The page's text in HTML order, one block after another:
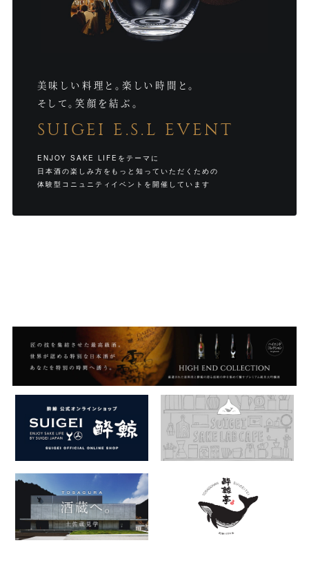
美味しい料理と。楽しい時間と。
そして。笑顔を結ぶ。
SUIGEI E.S.L EVENT
ENJOY SAKE LIFEをテーマに
日本酒の楽しみ方をもっと知っていただくための
体験型コニュニティイベントを開催しています